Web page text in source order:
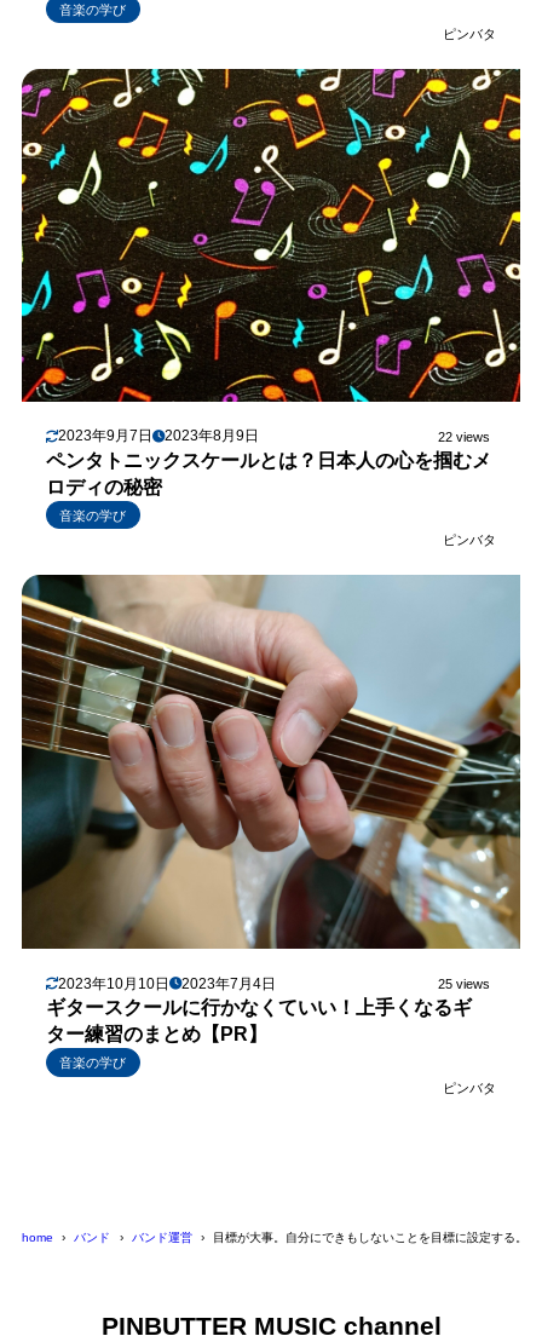
音楽の学び
ピンバタ
2023年9月7日 2023年8月9日 22 views
ペンタトニックスケールとは？日本人の心を掴むメ
ロディの秘密
音楽の学び
ピンバタ
2023年10月10日 2023年7月4日 25 views
ギタースクールに行かなくていい！上手くなるギ
ター練習のまとめ【PR】
音楽の学び
ピンバタ
home バンド バンド運営 目標が大事。自分にできもしないことを目標に設定する。
PINBUTTER MUSIC channel